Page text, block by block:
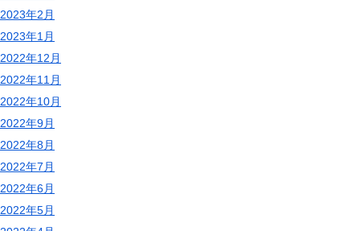
2023年2月
2023年1月
2022年12月
2022年11月
2022年10月
2022年9月
2022年8月
2022年7月
2022年6月
2022年5月